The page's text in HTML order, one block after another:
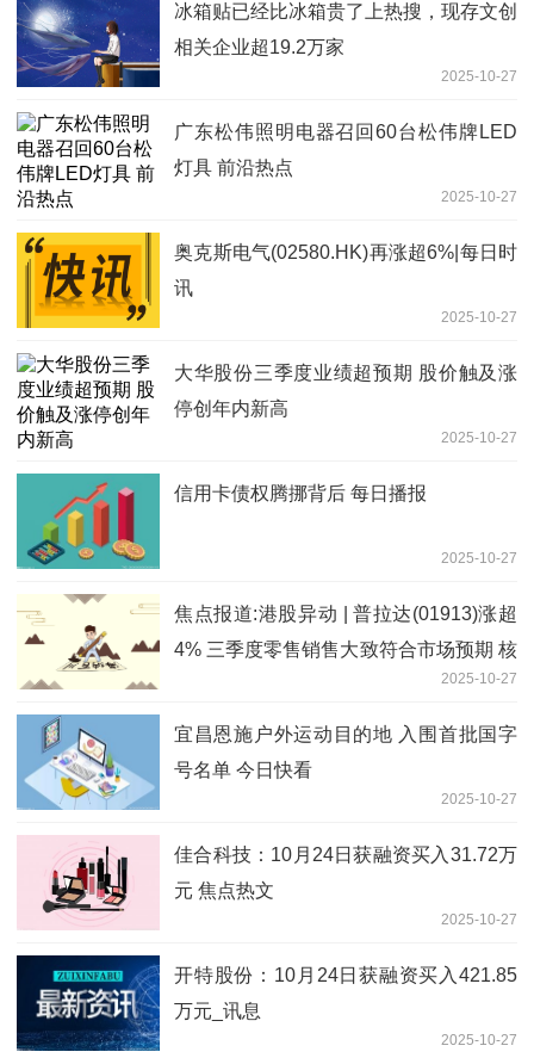
冰箱贴已经比冰箱贵了上热搜，现存文创
相关企业超19.2万家
2025-10-27
广东松伟照明电器召回60台松伟牌LED
灯具 前沿热点
2025-10-27
奥克斯电气(02580.HK)再涨超6%|每日时
讯
2025-10-27
大华股份三季度业绩超预期 股价触及涨
停创年内新高
2025-10-27
信用卡债权腾挪背后 每日播报
2025-10-27
焦点报道:港股异动 | 普拉达(01913)涨超
4% 三季度零售销售大致符合市场预期 核
2025-10-27
宜昌恩施户外运动目的地 入围首批国字
号名单 今日快看
2025-10-27
佳合科技：10月24日获融资买入31.72万
元 焦点热文
2025-10-27
开特股份：10月24日获融资买入421.85
万元_讯息
2025-10-27